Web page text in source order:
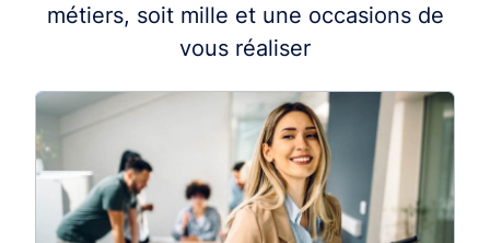
métiers, soit mille et une occasions de
vous réaliser